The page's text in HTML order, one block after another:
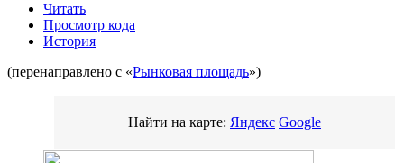
Читать
Просмотр кода
История
(перенаправлено с «Рынковая площадь»)
Найти на карте: Яндекс Google